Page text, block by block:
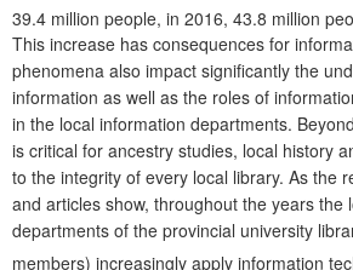
39.4 million people, in 2016, 43.8 million
This increase has consequences for
phenomena also impact significantly the
information as well as the roles of
in the local information departments.
is critical for ancestry studies, local history
to the integrity of every local library. As the
and articles show, throughout the years the
departments of the provincial university
members) increasingly apply information